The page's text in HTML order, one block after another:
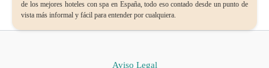
de los mejores hoteles con spa en España, todo eso contado desde un punto de
vista más informal y fácil para entender por cualquiera.
Aviso Legal